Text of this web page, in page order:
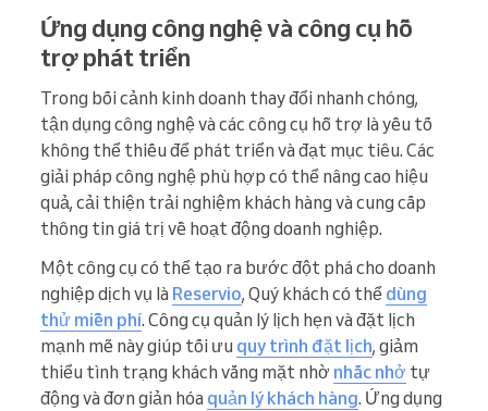
Ứng dụng công nghệ và công cụ hỗ
trợ phát triển
Trong bối cảnh kinh doanh thay đổi nhanh chóng,
tận dụng công nghệ và các công cụ hỗ trợ là yếu tố
không thể thiếu để phát triển và đạt mục tiêu. Các
giải pháp công nghệ phù hợp có thể nâng cao hiệu
quả, cải thiện trải nghiệm khách hàng và cung cấp
thông tin giá trị về hoạt động doanh nghiệp.
Một công cụ có thể tạo ra bước đột phá cho doanh
nghiệp dịch vụ là Reservio, Quý khách có thể dùng
thử miễn phí. Công cụ quản lý lịch hẹn và đặt lịch
mạnh mẽ này giúp tối ưu quy trình đặt lịch, giảm
thiểu tình trạng khách vắng mặt nhờ nhắc nhở tự
động và đơn giản hóa quản lý khách hàng. Ứng dụng